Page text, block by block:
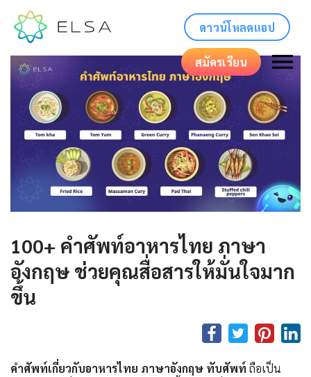
ดาวน์โหลดแอป
สมัครเรียน
100+ คําศัพท์อาหารไทย ภาษา
อังกฤษ ช่วยคุณสื่อสารให้มั่นใจมาก
ขึ้น
คำศัพท์เกี่ยวกับอาหารไทย ภาษาอังกฤษ ทับศัพท์ ถือเป็น